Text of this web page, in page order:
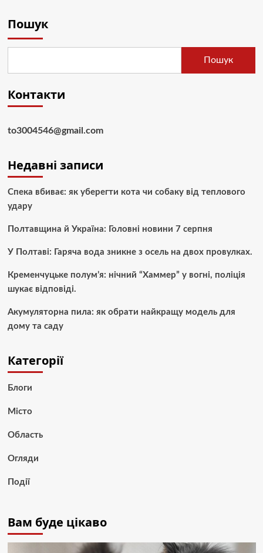
Пошук
Пошук
Контакти
to3004546@gmail.com
Недавні записи
Спека вбиває: як уберегти кота чи собаку від теплового
удару
Полтавщина й Україна: Головні новини 7 серпня
У Полтаві: Гаряча вода зникне з осель на двох провулках.
Кременчуцьке полум’я: нічний “Хаммер” у вогні, поліція
шукає відповіді.
Акумуляторна пила: як обрати найкращу модель для
дому та саду
Категорії
Блоги
Місто
Область
Огляди
Події
Вам буде цікаво